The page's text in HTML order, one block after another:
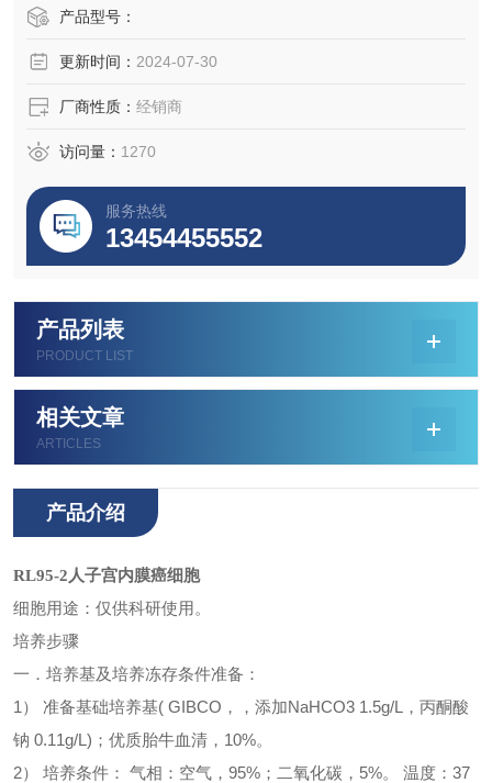
药领域的发展，细胞培养更具有特殊的作用和价值。
产品型号：
更新时间： 2024-07-30
厂商性质： 经销商
访问量： 1270
服务热线
13454455552
产品列表
PRODUCT LIST
相关文章
ARTICLES
产品介绍
RL95-2人子宫内膜癌细胞
细胞用途：仅供科研使用。
培养步骤
一．培养基及培养冻存条件准备：
1） 准备基础培养基( GIBCO，，添加NaHCO3 1.5g/L，丙酮酸
钠 0.11g/L)；优质胎牛血清，10%。
2） 培养条件： 气相：空气，95%；二氧化碳，5%。 温度：37